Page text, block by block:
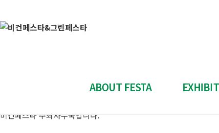
ABOUT FESTA
"Plant-Based, Cruelty-Free"
비건페스타 주최사무국입니다.